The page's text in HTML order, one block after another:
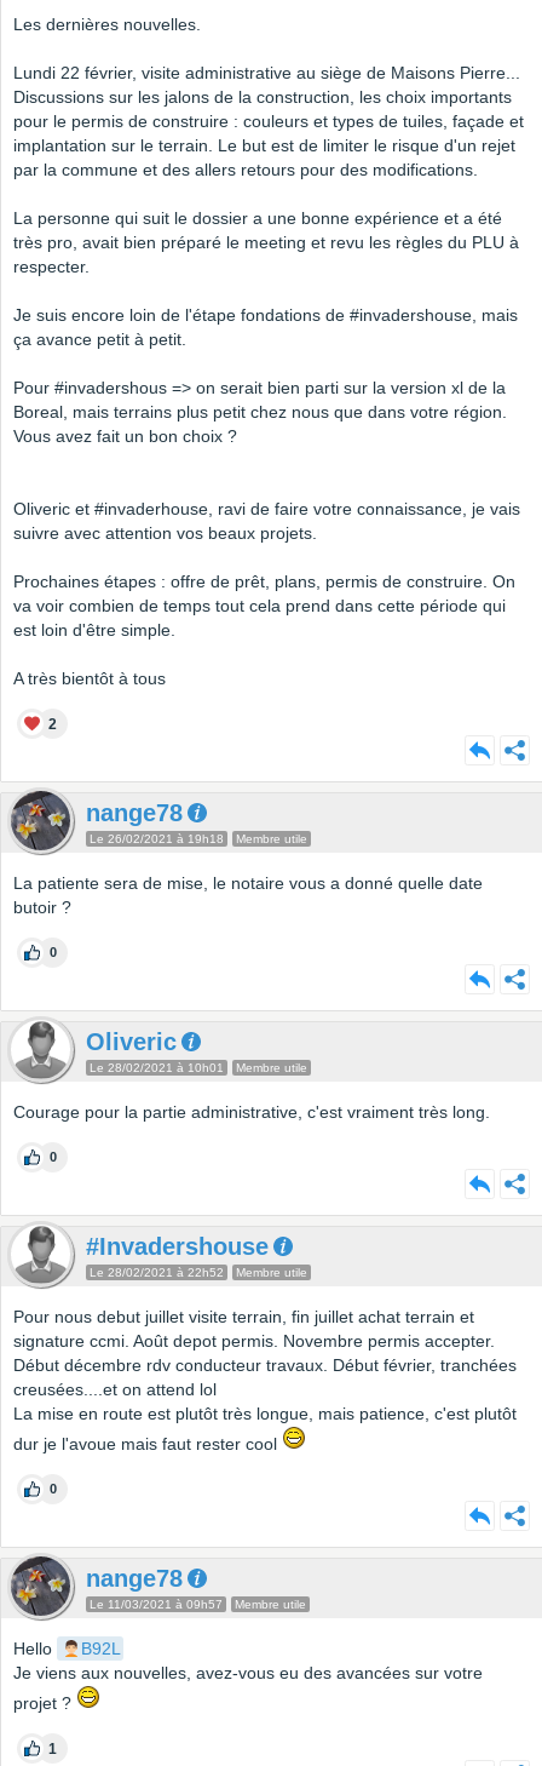
Les dernières nouvelles.
Lundi 22 février, visite administrative au siège de Maisons Pierre...
Discussions sur les jalons de la construction, les choix importants
pour le permis de construire : couleurs et types de tuiles, façade et
implantation sur le terrain. Le but est de limiter le risque d'un rejet
par la commune et des allers retours pour des modifications.
La personne qui suit le dossier a une bonne expérience et a été
très pro, avait bien préparé le meeting et revu les règles du PLU à
respecter.
Je suis encore loin de l'étape fondations de #invadershouse, mais
ça avance petit à petit.
Pour #invadershous => on serait bien parti sur la version xl de la
Boreal, mais terrains plus petit chez nous que dans votre région.
Vous avez fait un bon choix ?
Oliveric et #invaderhouse, ravi de faire votre connaissance, je vais
suivre avec attention vos beaux projets.
Prochaines étapes : offre de prêt, plans, permis de construire. On
va voir combien de temps tout cela prend dans cette période qui
est loin d'être simple.
A très bientôt à tous
2
nange78
Le 26/02/2021 à 19h18 Membre utile
La patiente sera de mise, le notaire vous a donné quelle date
butoir ?
0
Oliveric
Le 28/02/2021 à 10h01 Membre utile
Courage pour la partie administrative, c'est vraiment très long.
0
#Invadershouse
Le 28/02/2021 à 22h52 Membre utile
Pour nous debut juillet visite terrain, fin juillet achat terrain et
signature ccmi. Août depot permis. Novembre permis accepter.
Début décembre rdv conducteur travaux. Début février, tranchées
creusées....et on attend lol
La mise en route est plutôt très longue, mais patience, c'est plutôt
dur je l'avoue mais faut rester cool
0
nange78
Le 11/03/2021 à 09h57 Membre utile
Hello
B92L
Je viens aux nouvelles, avez-vous eu des avancées sur votre
projet ?
1